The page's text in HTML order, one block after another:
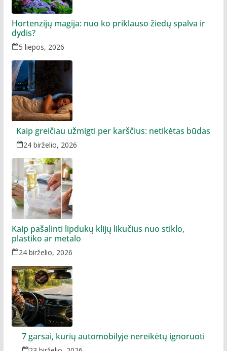
Hortenzijų magija: nuo ko priklauso žiedų spalva ir
dydis?
5 liepos, 2026
Kaip greičiau užmigti per karščius: netikėtas būdas
24 birželio, 2026
Kaip pašalinti lipdukų klijų likučius nuo stiklo,
plastiko ar metalo
24 birželio, 2026
7 garsai, kurių automobilyje nereikėtų ignoruoti